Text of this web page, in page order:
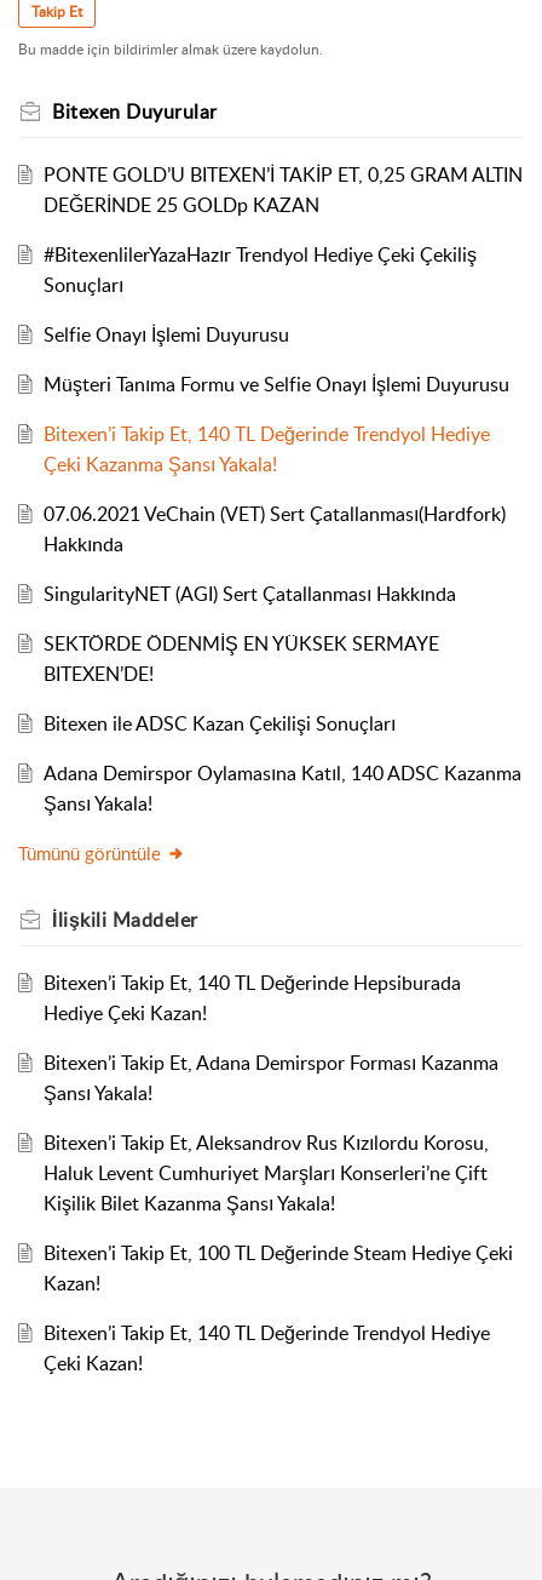
Takip Et
Bu madde için bildirimler almak üzere kaydolun.
Bitexen Duyurular
PONTE GOLD’U BITEXEN’İ TAKİP ET, 0,25 GRAM ALTIN
DEĞERİNDE 25 GOLDp KAZAN
#BitexenlilerYazaHazır Trendyol Hediye Çeki Çekiliş
Sonuçları
Selfie Onayı İşlemi Duyurusu
Müşteri Tanıma Formu ve Selfie Onayı İşlemi Duyurusu
Bitexen’i Takip Et, 140 TL Değerinde Trendyol Hediye
Çeki Kazanma Şansı Yakala!
07.06.2021 VeChain (VET) Sert Çatallanması(Hardfork)
Hakkında
SingularityNET (AGI) Sert Çatallanması Hakkında
SEKTÖRDE ÖDENMİŞ EN YÜKSEK SERMAYE
BITEXEN’DE!
Bitexen ile ADSC Kazan Çekilişi Sonuçları
Adana Demirspor Oylamasına Katıl, 140 ADSC Kazanma
Şansı Yakala!
Tümünü görüntüle
İlişkili Maddeler
Bitexen’i Takip Et, 140 TL Değerinde Hepsiburada
Hediye Çeki Kazan!
Bitexen’i Takip Et, Adana Demirspor Forması Kazanma
Şansı Yakala!
Bitexen’i Takip Et, Aleksandrov Rus Kızılordu Korosu,
Haluk Levent Cumhuriyet Marşları Konserleri’ne Çift
Kişilik Bilet Kazanma Şansı Yakala!
Bitexen’i Takip Et, 100 TL Değerinde Steam Hediye Çeki
Kazan!
Bitexen’i Takip Et, 140 TL Değerinde Trendyol Hediye
Çeki Kazan!